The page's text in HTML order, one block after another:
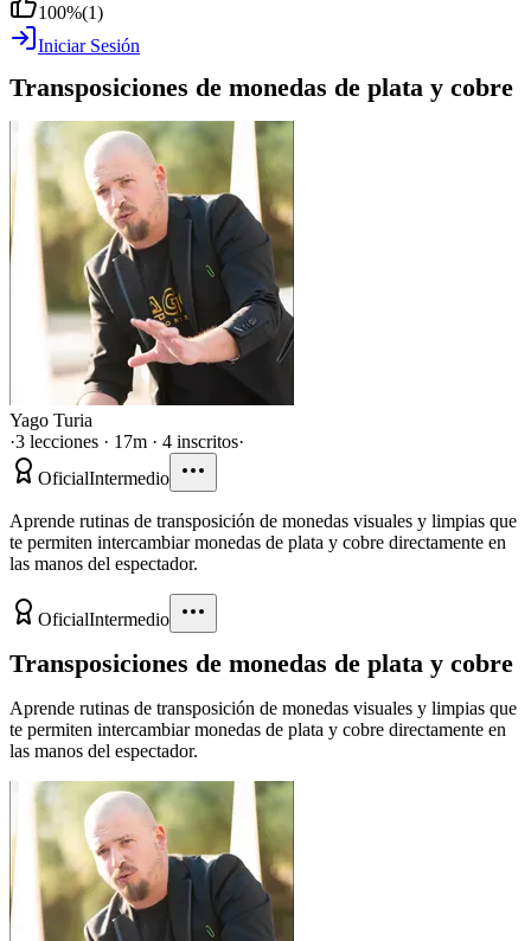
100%(1)
Iniciar Sesión
Transposiciones de monedas de plata y cobre
Yago Turia
·3 lecciones · 17m · 4 inscritos·
OficialIntermedio
Aprende rutinas de transposición de monedas visuales y limpias que
te permiten intercambiar monedas de plata y cobre directamente en
las manos del espectador.
OficialIntermedio
Transposiciones de monedas de plata y cobre
Aprende rutinas de transposición de monedas visuales y limpias que
te permiten intercambiar monedas de plata y cobre directamente en
las manos del espectador.